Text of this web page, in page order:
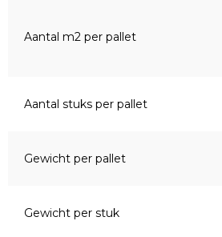
Aantal m2 per pallet
Aantal stuks per pallet
Gewicht per pallet
Gewicht per stuk